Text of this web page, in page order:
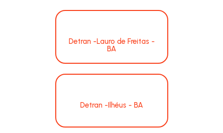
Detran -Lauro de Freitas -
BA
Detran -Ilhéus - BA